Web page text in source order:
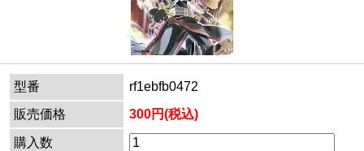
型番
rf1ebfb0472
販売価格
300円(税込)
購入数